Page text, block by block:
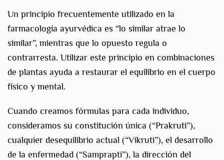
Un principio frecuentemente utilizado en la
farmacología ayurvédica es “lo similar atrae lo
similar”, mientras que lo opuesto regula o
contrarresta. Utilizar este principio en combinaciones
de plantas ayuda a restaurar el equilibrio en el cuerpo
físico y mental.
Cuando creamos fórmulas para cada individuo,
consideramos su constitución única (“Prakruti”),
cualquier desequilibrio actual (“Vikruti”), el desarrollo
de la enfermedad (“Samprapti”), la dirección del